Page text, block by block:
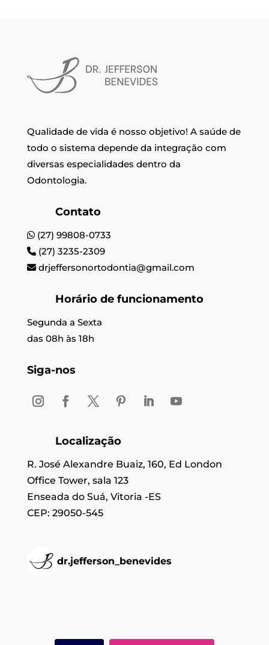
Qualidade de vida é nosso objetivo! A saúde de
todo o sistema depende da integração com
diversas especialidades dentro da
Odontologia.
Contato
(27) 99808-0733
(27) 3235-2309
drjeffersonortodontia@gmail.com
Horário de funcionamento
Segunda a Sexta
das 08h às 18h
Siga-nos
Localização
R. José Alexandre Buaiz, 160, Ed London
Office Tower, sala 123
Enseada do Suá, Vitoria -ES
CEP: 29050-545
dr.jefferson_benevides